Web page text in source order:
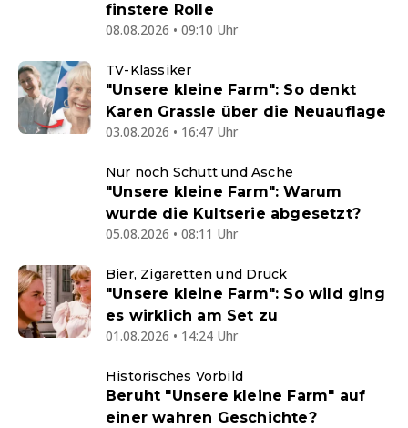
finstere Rolle
08.08.2026 • 09:10 Uhr
TV-Klassiker
"Unsere kleine Farm": So denkt
Karen Grassle über die Neuauflage
03.08.2026 • 16:47 Uhr
Nur noch Schutt und Asche
"Unsere kleine Farm": Warum
wurde die Kultserie abgesetzt?
05.08.2026 • 08:11 Uhr
Bier, Zigaretten und Druck
"Unsere kleine Farm": So wild ging
es wirklich am Set zu
01.08.2026 • 14:24 Uhr
Historisches Vorbild
Beruht "Unsere kleine Farm" auf
einer wahren Geschichte?